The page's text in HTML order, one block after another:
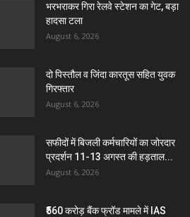
भरभराकर गिरा रेलवे स्टेशन का गेट, बड़ा
हादसा टला
August 6, 2026
दो पिस्तौल व जिंदा कारतूस सहित युवक
गिरफ्तार
August 6, 2026
सफीदों में बिजली कर्मचारियों का जोरदार
प्रदर्शन 11-13 अगस्त की हड़ताल...
August 6, 2026
₹560 करोड़ बैंक फ्रॉड मामले में IAS